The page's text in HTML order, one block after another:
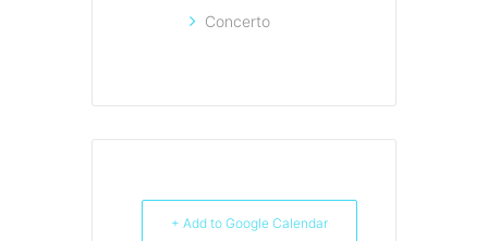
Concerto
+ Add to Google Calendar